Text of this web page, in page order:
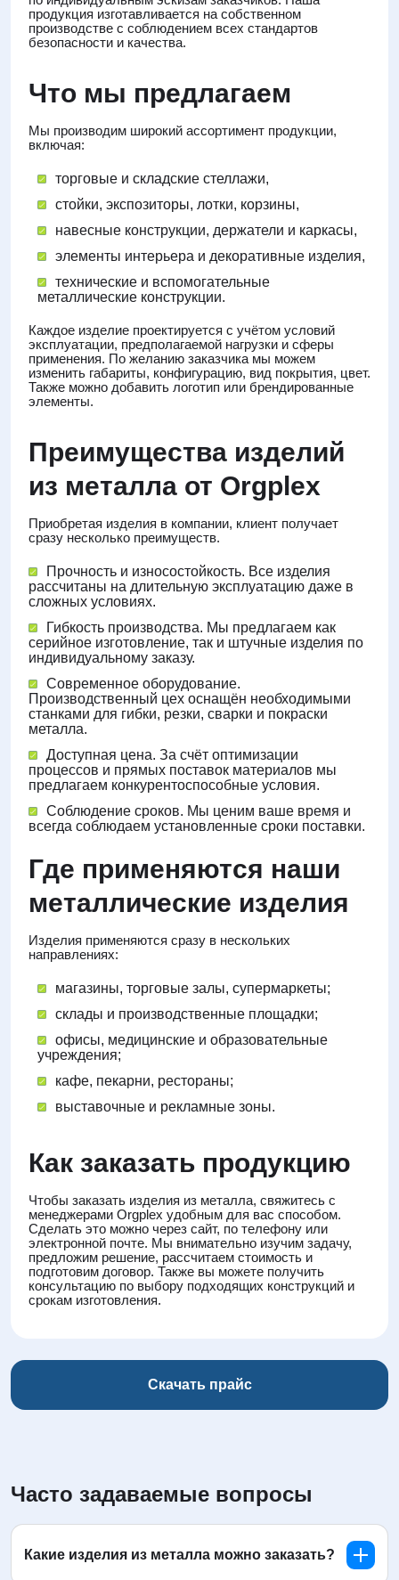
продукция изготавливается на собственном
производстве с соблюдением всех стандартов
безопасности и качества.
Что мы предлагаем
Мы производим широкий ассортимент продукции,
включая:
торговые и складские стеллажи,
стойки, экспозиторы, лотки, корзины,
навесные конструкции, держатели и каркасы,
элементы интерьера и декоративные изделия,
технические и вспомогательные
металлические конструкции.
Каждое изделие проектируется с учётом условий
эксплуатации, предполагаемой нагрузки и сферы
применения. По желанию заказчика мы можем
изменить габариты, конфигурацию, вид покрытия, цвет.
Также можно добавить логотип или брендированные
элементы.
Преимущества изделий
из металла от Orgplex
Приобретая изделия в компании, клиент получает
сразу несколько преимуществ.
Прочность и износостойкость. Все изделия
рассчитаны на длительную эксплуатацию даже в
сложных условиях.
Гибкость производства. Мы предлагаем как
серийное изготовление, так и штучные изделия по
индивидуальному заказу.
Современное оборудование.
Производственный цех оснащён необходимыми
станками для гибки, резки, сварки и покраски
металла.
Доступная цена. За счёт оптимизации
процессов и прямых поставок материалов мы
предлагаем конкурентоспособные условия.
Соблюдение сроков. Мы ценим ваше время и
всегда соблюдаем установленные сроки поставки.
Где применяются наши
металлические изделия
Изделия применяются сразу в нескольких
направлениях:
магазины, торговые залы, супермаркеты;
склады и производственные площадки;
офисы, медицинские и образовательные
учреждения;
кафе, пекарни, рестораны;
выставочные и рекламные зоны.
Как заказать продукцию
Чтобы заказать изделия из металла, свяжитесь с
менеджерами Orgplex удобным для вас способом.
Сделать это можно через сайт, по телефону или
электронной почте. Мы внимательно изучим задачу,
предложим решение, рассчитаем стоимость и
подготовим договор. Также вы можете получить
консультацию по выбору подходящих конструкций и
срокам изготовления.
Скачать прайс
Часто задаваемые вопросы
Какие изделия из металла можно заказать?